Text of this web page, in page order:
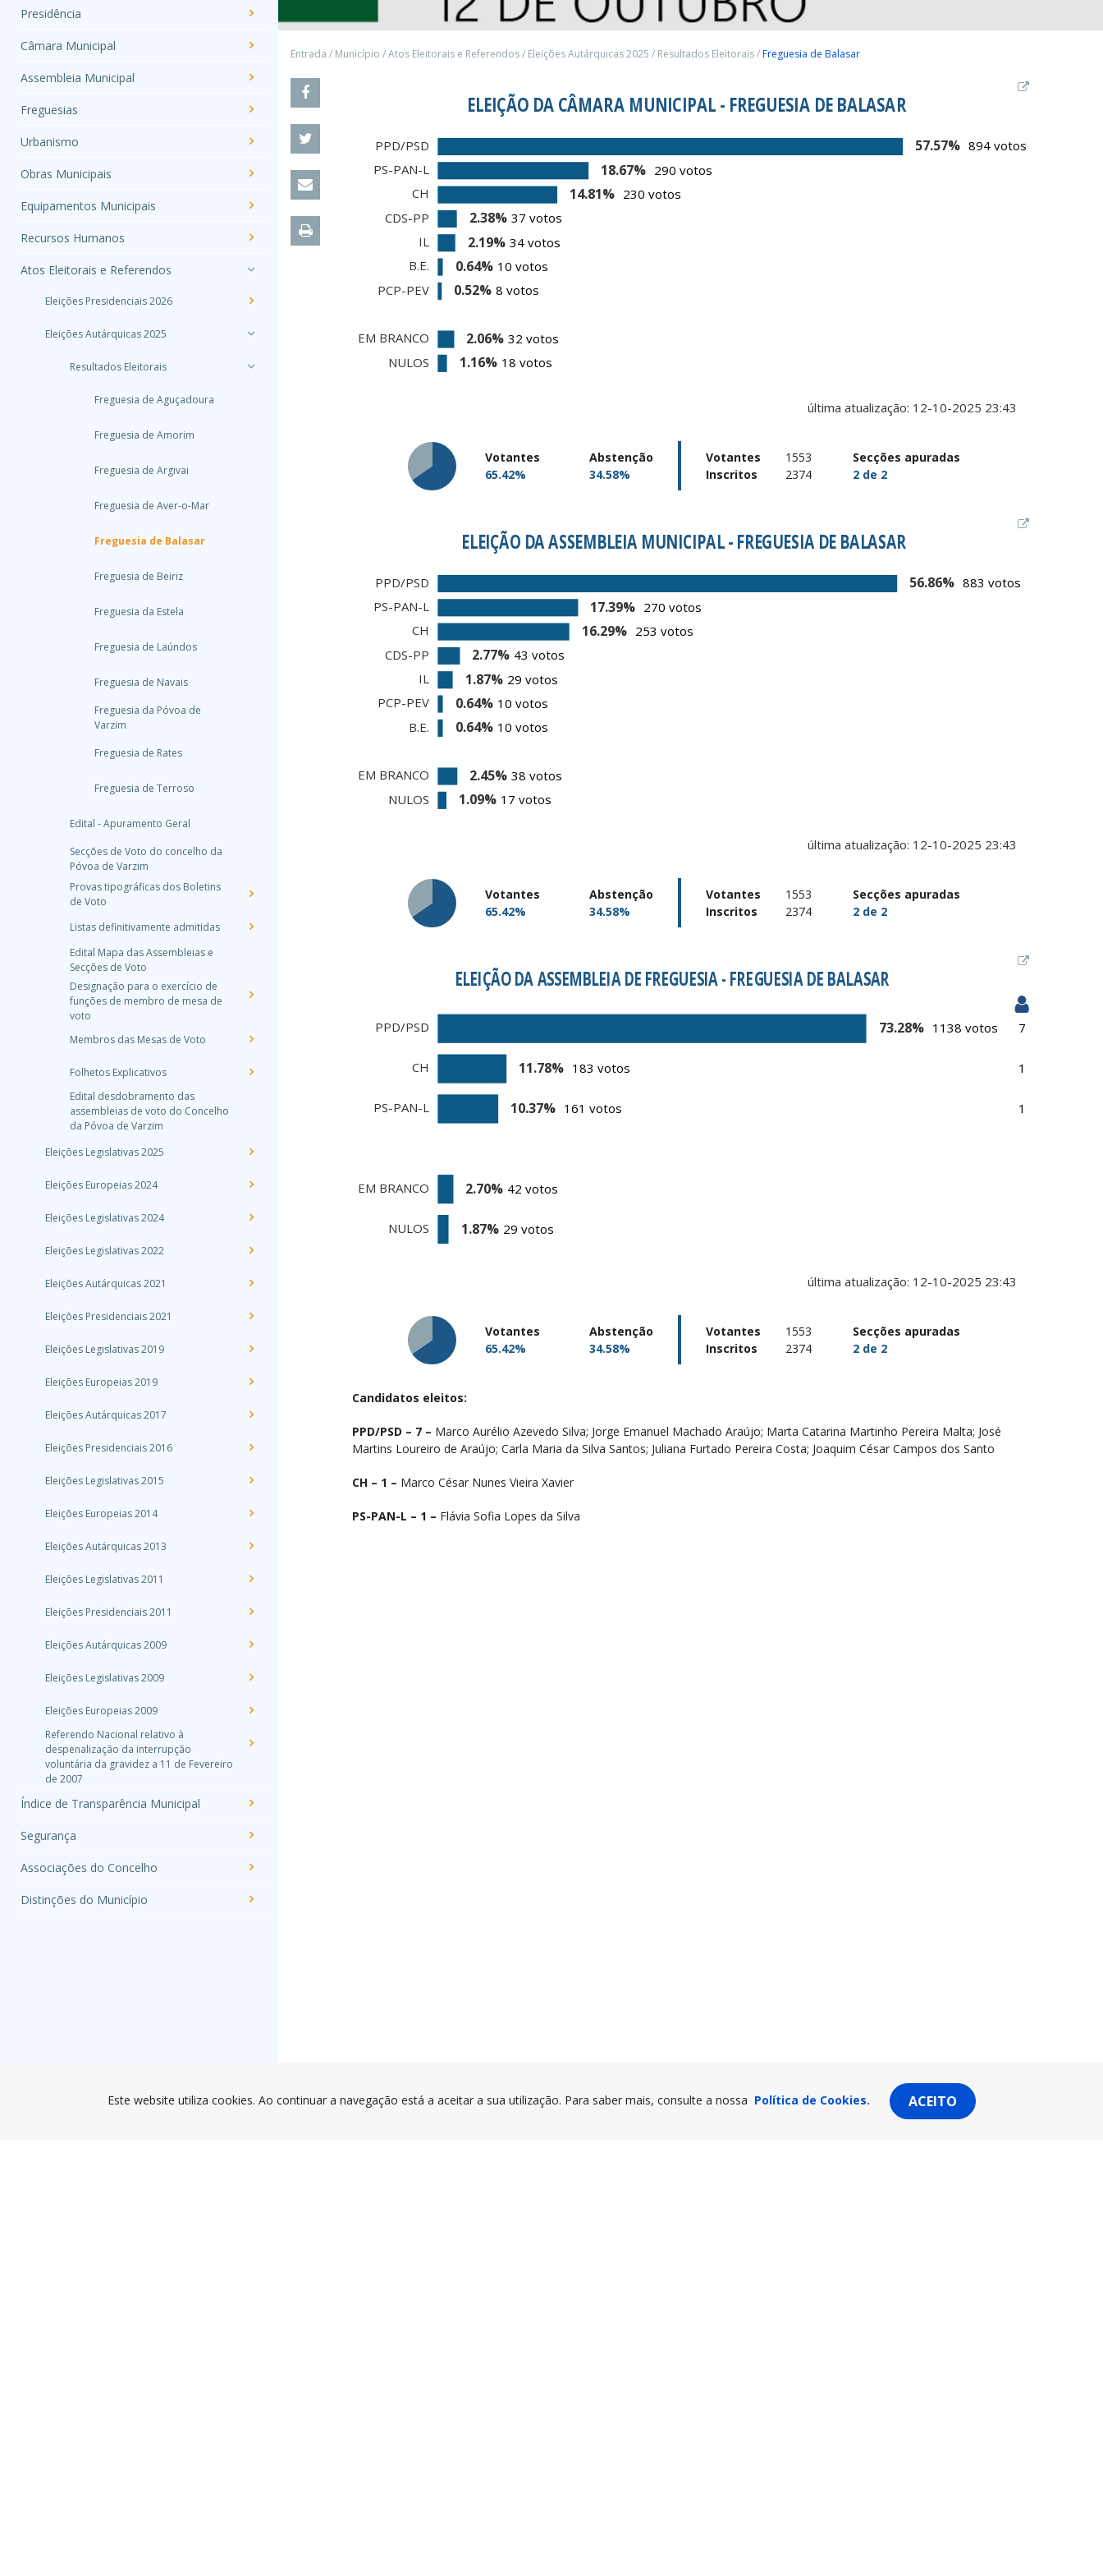
Presidência
Câmara Municipal
Assembleia Municipal
Freguesias
Urbanismo
Obras Municipais
Equipamentos Municipais
Recursos Humanos
Atos Eleitorais e Referendos
Eleições Presidenciais 2026
Eleições Autárquicas 2025
Resultados Eleitorais
Freguesia de Aguçadoura
Freguesia de Amorim
Freguesia de Argivai
Freguesia de Aver-o-Mar
Freguesia de Balasar
Freguesia de Beiriz
Freguesia da Estela
Freguesia de Laúndos
Freguesia de Navais
Freguesia da Póvoa de
Varzim
Freguesia de Rates
Freguesia de Terroso
Edital - Apuramento Geral
Secções de Voto do concelho da
Póvoa de Varzim
Provas tipográficas dos Boletins
de Voto
Listas definitivamente admitidas
Edital Mapa das Assembleias e
Secções de Voto
Designação para o exercício de
funções de membro de mesa de
voto
Membros das Mesas de Voto
Folhetos Explicativos
Edital desdobramento das
assembleias de voto do Concelho
da Póvoa de Varzim
Eleições Legislativas 2025
Eleições Europeias 2024
Eleições Legislativas 2024
Eleições Legislativas 2022
Eleições Autárquicas 2021
Eleições Presidenciais 2021
Eleições Legislativas 2019
Eleições Europeias 2019
Eleições Autárquicas 2017
Eleições Presidenciais 2016
Eleições Legislativas 2015
Eleições Europeias 2014
Eleições Autárquicas 2013
Eleições Legislativas 2011
Eleições Presidenciais 2011
Eleições Autárquicas 2009
Eleições Legislativas 2009
Eleições Europeias 2009
Referendo Nacional relativo à
despenalização da interrupção
voluntária da gravidez a 11 de Fevereiro
de 2007
Índice de Transparência Municipal
Segurança
Associações do Concelho
Distinções do Município
Entrada / Município /Atos Eleitorais e Referendos/ Eleições Autárquicas 2025 / Resultados Eleitorais/Freguesia de Balasar
Votantes
65.42%
Abstenção
34.58%
Votantes
1553
Inscritos
2374
Secções apuradas
2de 2
Votantes
65.42%
Abstenção
34.58%
Votantes
1553
Inscritos
2374
Secções apuradas
2de 2
Votantes
65.42%
Abstenção
34.58%
Votantes
1553
Inscritos
2374
Secções apuradas
2de 2
Candidatos eleitos:
PPD/PSD – 7 – Marco Aurélio Azevedo Silva; Jorge Emanuel Machado Araújo; Marta Catarina Martinho Pereira Malta; José
Martins Loureiro de Araújo; Carla Maria da Silva Santos; Juliana Furtado Pereira Costa; Joaquim César Campos dos Santo
CH – 1 – Marco César Nunes Vieira Xavier
PS-PAN-L – 1 – Flávia Sofia Lopes da Silva
Este website utiliza cookies. Ao continuar a navegação está a aceitar a sua utilização. Para saber mais, consulte a nossa Política de Cookies. ACEITO